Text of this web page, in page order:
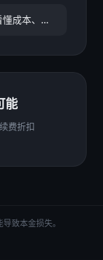
成本、支
能
费折扣
致本金损失。